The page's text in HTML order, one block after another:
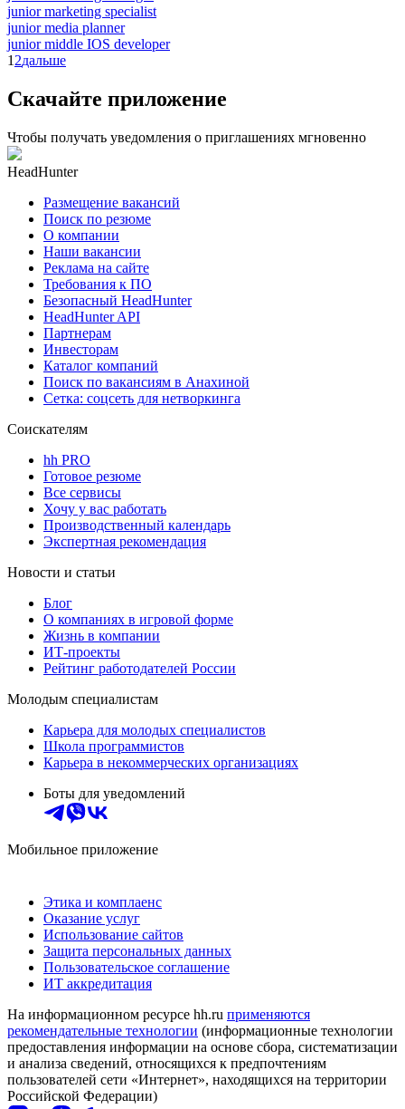
junior marketing specialist
junior media planner
junior middle IOS developer
1 2дальше
Скачайте приложение
Чтобы получать уведомления о приглашениях мгновенно
HeadHunter
Размещение вакансий
Поиск по резюме
О компании
Наши вакансии
Реклама на сайте
Требования к ПО
Безопасный HeadHunter
HeadHunter API
Партнерам
Инвесторам
Каталог компаний
Поиск по вакансиям в Анахиной
Сетка: соцсеть для нетворкинга
Соискателям
hh PRO
Готовое резюме
Все сервисы
Хочу у вас работать
Производственный календарь
Экспертная рекомендация
Новости и статьи
Блог
О компаниях в игровой форме
Жизнь в компании
ИТ-проекты
Рейтинг работодателей России
Молодым специалистам
Карьера для молодых специалистов
Школа программистов
Карьера в некоммерческих организациях
Боты для уведомлений
Мобильное приложение
Этика и комплаенс
Оказание услуг
Использование сайтов
Защита персональных данных
Пользовательское соглашение
ИТ аккредитация
На информационном ресурсе hh.ru применяются
рекомендательные технологии (информационные технологии
предоставления информации на основе сбора, систематизации
и анализа сведений, относящихся к предпочтениям
пользователей сети «Интернет», находящихся на территории
Российской Федерации)